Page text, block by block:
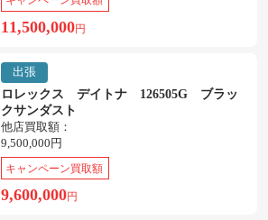
11,500,000円
出張
ロレックス デイトナ 126505G ブラッ
クサンダスト
他店買取額：
9,500,000円
キャンペーン買取額
9,600,000円